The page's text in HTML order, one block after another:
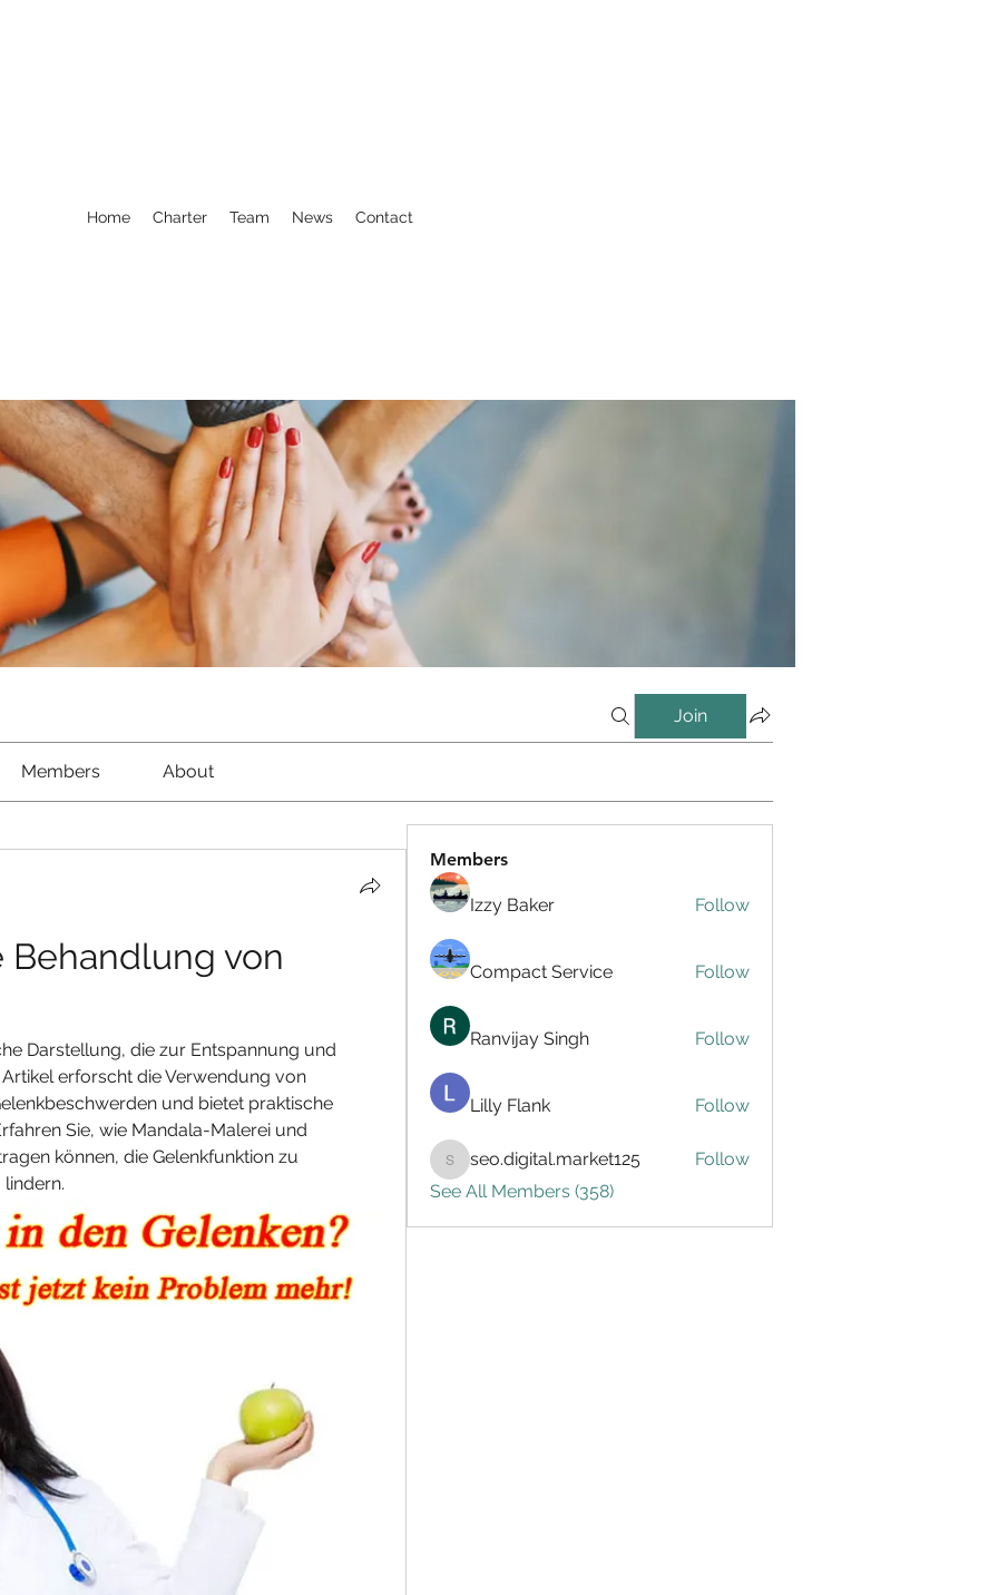
Home Charter Team News Contact
Join
Members About
Behandlung von
Darstellung, die zur Entspannung und
erforscht die Verwendung von
und bietet praktische
Sie, wie Mandala-Malerei und
können, die Gelenkfunktion zu
Members
Izzy Baker Follow
Compact Service Follow
Ranvijay Singh Follow
Lilly Flank Follow
seo.digital.market125
seo.digital.market125
Follow
See All Members (358)